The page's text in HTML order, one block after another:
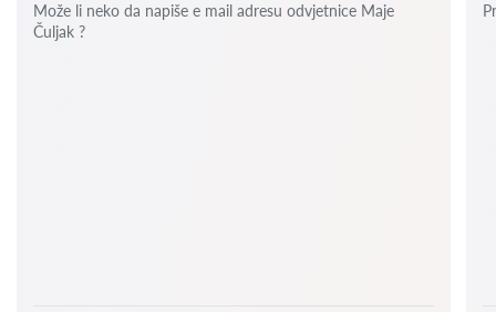
Može li neko da napiše e mail adresu odvjetnice Maje
Čuljak ?